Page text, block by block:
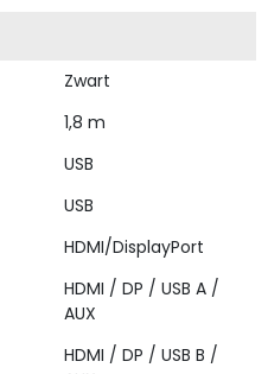
Zwart
1,8 m
USB
USB
HDMI/DisplayPort
HDMI / DP / USB A /
AUX
HDMI / DP / USB B /